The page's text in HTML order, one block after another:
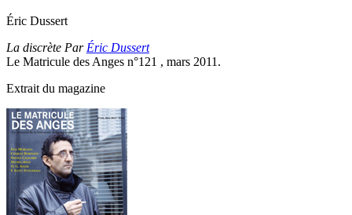
Éric Dussert
La discrète Par Éric Dussert
Le Matricule des Anges n°121 , mars 2011.
Extrait du magazine